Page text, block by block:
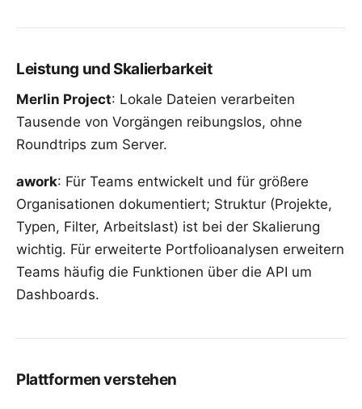
Leistung und Skalierbarkeit
Merlin Project: Lokale Dateien verarbeiten
Tausende von Vorgängen reibungslos, ohne
Roundtrips zum Server.
awork: Für Teams entwickelt und für größere
Organisationen dokumentiert; Struktur (Projekte,
Typen, Filter, Arbeitslast) ist bei der Skalierung
wichtig. Für erweiterte Portfolioanalysen erweitern
Teams häufig die Funktionen über die API um
Dashboards.
Plattformen verstehen